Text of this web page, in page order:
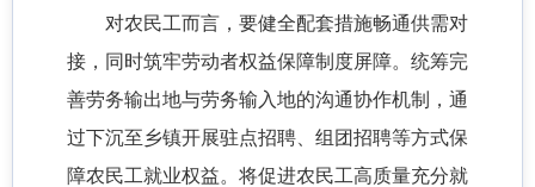
对农民工而言，要健全配套措施畅通供需对
接，同时筑牢劳动者权益保障制度屏障。统筹完
善劳务输出地与劳务输入地的沟通协作机制，通
过下沉至乡镇开展驻点招聘、组团招聘等方式保
障农民工就业权益。将促进农民工高质量充分就